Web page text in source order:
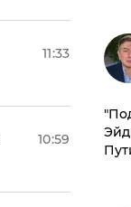
11:33
10:59